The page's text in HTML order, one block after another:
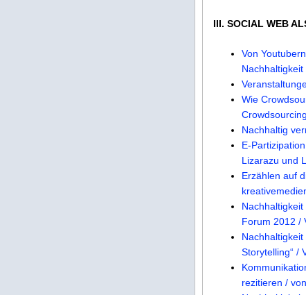
III. SOCIAL WEB
Von
Wie
Nachhaltig
E-
Lizarazu und
Erzählen auf
Forum 2012 /
Storytelling“ /
rezitieren /